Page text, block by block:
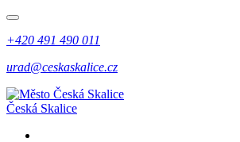
+420 491 490 011
urad@ceskaskalice.cz
Česká Skalice